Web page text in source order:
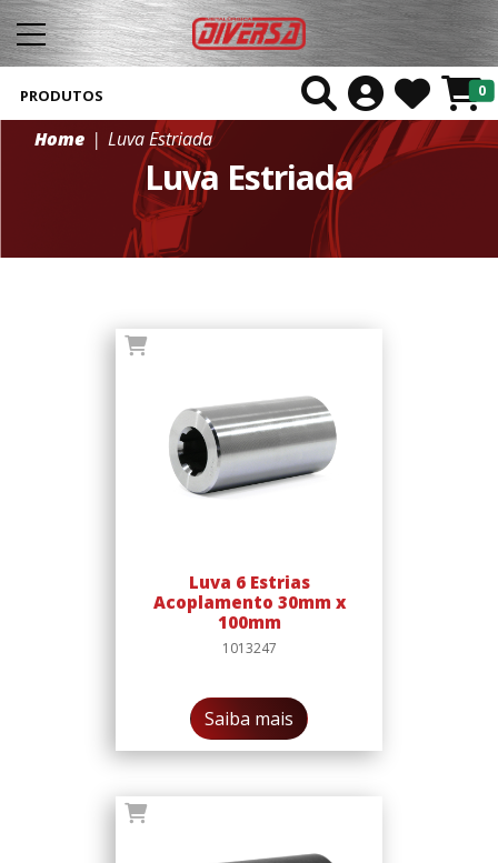
0
PRODUTOS
Home Luva Estriada
Luva Estriada
Luva 6 Estrias
Acoplamento 30mm x
100mm
1013247
Saiba mais